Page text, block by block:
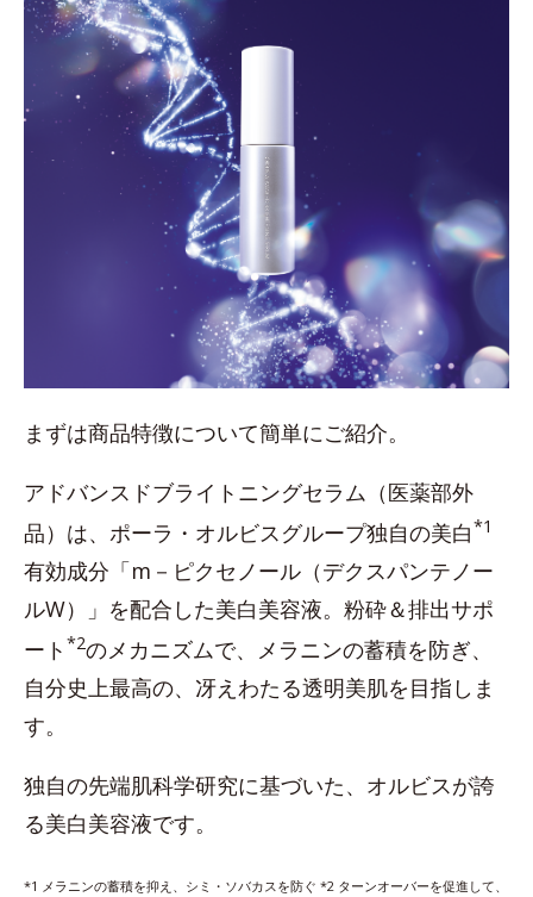
まずは商品特徴について簡単にご紹介。
アドバンスドブライトニングセラム（医薬部外
品）は、ポーラ・オルビスグループ独自の美白*1
有効成分「m－ピクセノール（デクスパンテノー
ルW）」を配合した美白美容液。粉砕＆排出サポ
ート *2のメカニズムで、メラニンの蓄積を防ぎ、
自分史上最高の、冴えわたる透明美肌を目指しま
す。
独自の先端肌科学研究に基づいた、オルビスが誇
る美白美容液です。
*1 メラニンの蓄積を抑え、シミ・ソバカスを防ぐ *2 ターンオーバーを促進して、